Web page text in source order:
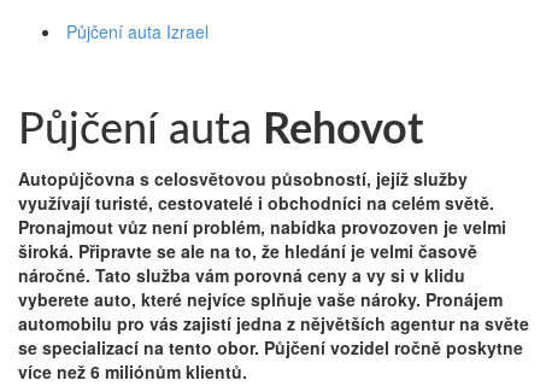
Půjčení auta Izrael
Půjčení auta Rehovot
Autopůjčovna s celosvětovou působností, jejíž služby
využívají turisté, cestovatelé i obchodníci na celém světě.
Pronajmout vůz není problém, nabídka provozoven je velmi
široká. Připravte se ale na to, že hledání je velmi časově
náročné. Tato služba vám porovná ceny a vy si v klidu
vyberete auto, které nejvíce splňuje vaše nároky. Pronájem
automobilu pro vás zajistí jedna z nějvětších agentur na světe
se specializací na tento obor. Půjčení vozidel ročně poskytne
více než 6 miliónům klientů.